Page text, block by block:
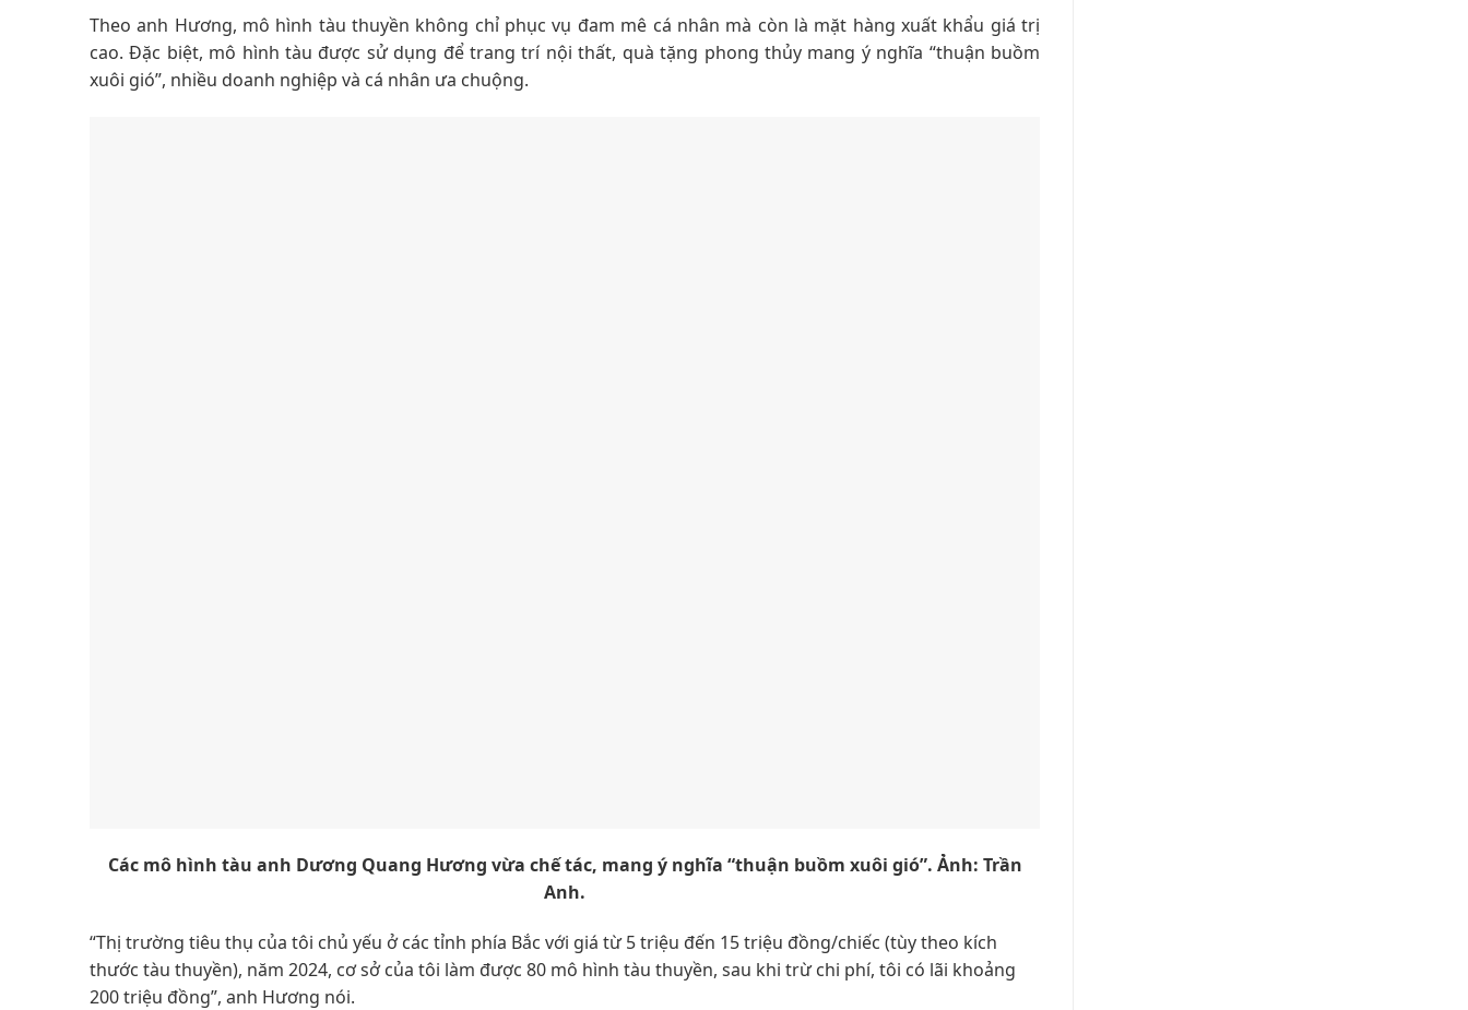
Theo anh Hương, mô hình tàu thuyền không chỉ phục vụ đam mê cá nhân mà còn là mặt hàng xuất khẩu giá trị
cao. Đặc biệt, mô hình tàu được sử dụng để trang trí nội thất, quà tặng phong thủy mang ý nghĩa “thuận buồm
xuôi gió”, nhiều doanh nghiệp và cá nhân ưa chuộng.
Các mô hình tàu anh Dương Quang Hương vừa chế tác, mang ý nghĩa “thuận buồm xuôi gió”. Ảnh: Trần
Anh.
“Thị trường tiêu thụ của tôi chủ yếu ở các tỉnh phía Bắc với giá từ 5 triệu đến 15 triệu đồng/chiếc (tùy theo kích
thước tàu thuyền), năm 2024, cơ sở của tôi làm được 80 mô hình tàu thuyền, sau khi trừ chi phí, tôi có lãi khoảng
200 triệu đồng”, anh Hương nói.